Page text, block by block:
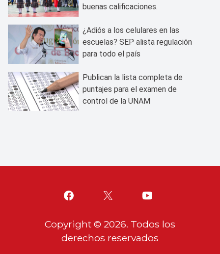
buenas calificaciones.
¿Adiós a los celulares en las
escuelas? SEP alista regulación
para todo el país
Publican la lista completa de
puntajes para el examen de
control de la UNAM
Copyright © 2026. Todos los
derechos reservados